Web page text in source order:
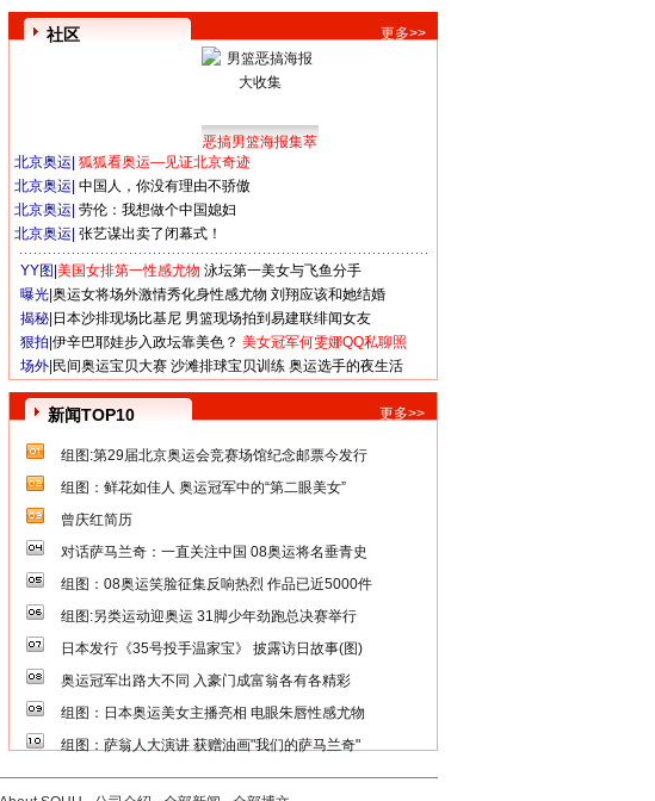
社区 更多>>
恶搞男篮海报集萃
北京奥运 狐狐看奥运—见证北京奇迹
北京奥运 中国人，你没有理由不骄傲
北京奥运 劳伦：我想做个中国媳妇
北京奥运 张艺谋出卖了闭幕式！
YY图| 美国女排第一性感尤物 泳坛第一美女与飞鱼分手
曝光| 奥运女将场外激情秀化身性感尤物 刘翔应该和她结婚
揭秘| 日本沙排现场比基尼 男篮现场拍到易建联绯闻女友
狠拍| 伊辛巴耶娃步入政坛靠美色？ 美女冠军何雯娜QQ私聊照
场外| 民间奥运宝贝大赛 沙滩排球宝贝训练 奥运选手的夜生活
新闻TOP10 更多>>
组图:第29届北京奥运会竞赛场馆纪念邮票今发行
组图：鲜花如佳人 奥运冠军中的“第二眼美女”
曾庆红简历
对话萨马兰奇：一直关注中国 08奥运将名垂青史
组图：08奥运笑脸征集反响热烈 作品已近5000件
组图:另类运动迎奥运 31脚少年劲跑总决赛举行
日本发行《35号投手温家宝》 披露访日故事(图)
奥运冠军出路大不同 入豪门成富翁各有各精彩
组图：日本奥运美女主播亮相 电眼朱唇性感尤物
组图：萨翁人大演讲 获赠油画"我们的萨马兰奇"